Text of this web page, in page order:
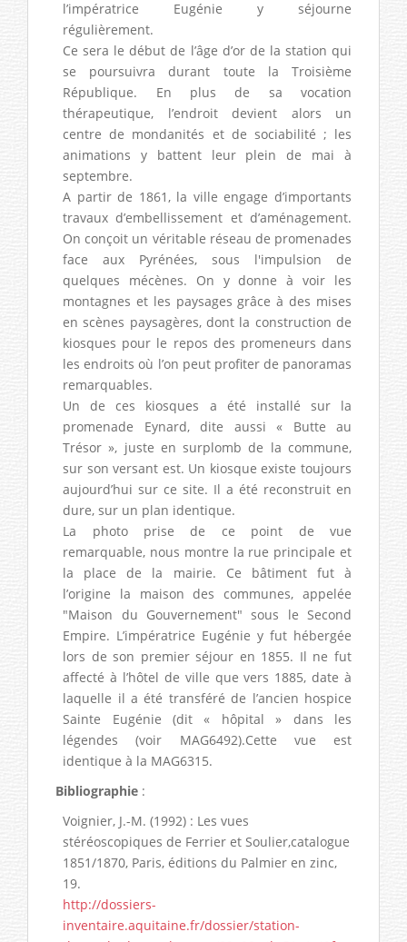
l’impératrice Eugénie y séjourne
régulièrement.
Ce sera le début de l’âge d’or de la station qui
se poursuivra durant toute la Troisième
République. En plus de sa vocation
thérapeutique, l’endroit devient alors un
centre de mondanités et de sociabilité ; les
animations y battent leur plein de mai à
septembre.
A partir de 1861, la ville engage d’importants
travaux d’embellissement et d’aménagement.
On conçoit un véritable réseau de promenades
face aux Pyrénées, sous l'impulsion de
quelques mécènes. On y donne à voir les
montagnes et les paysages grâce à des mises
en scènes paysagères, dont la construction de
kiosques pour le repos des promeneurs dans
les endroits où l’on peut profiter de panoramas
remarquables.
Un de ces kiosques a été installé sur la
promenade Eynard, dite aussi « Butte au
Trésor », juste en surplomb de la commune,
sur son versant est. Un kiosque existe toujours
aujourd’hui sur ce site. Il a été reconstruit en
dure, sur un plan identique.
La photo prise de ce point de vue
remarquable, nous montre la rue principale et
la place de la mairie. Ce bâtiment fut à
l’origine la maison des communes, appelée
"Maison du Gouvernement" sous le Second
Empire. L’impératrice Eugénie y fut hébergée
lors de son premier séjour en 1855. Il ne fut
affecté à l’hôtel de ville que vers 1885, date à
laquelle il a été transféré de l’ancien hospice
Sainte Eugénie (dit « hôpital » dans les
légendes (voir MAG6492).Cette vue est
identique à la MAG6315.
Bibliographie :
Voignier, J.-M. (1992) : Les vues
stéréoscopiques de Ferrier et Soulier,catalogue
1851/1870, Paris, éditions du Palmier en zinc,
19.
http://dossiers-
inventaire.aquitaine.fr/dossier/station-